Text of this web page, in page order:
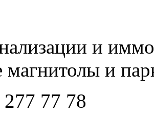
и
и
77 78